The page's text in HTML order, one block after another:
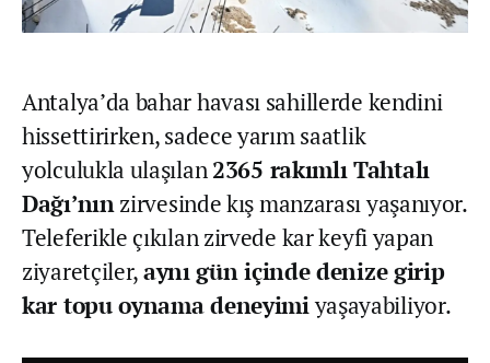
Antalya’da bahar havası sahillerde kendini
hissettirirken, sadece yarım saatlik
yolculukla ulaşılan2365 rakımlı Tahtalı
Dağı’nınzirvesinde kış manzarası yaşanıyor.
Teleferikle çıkılan zirvede kar keyfi yapan
ziyaretçiler,aynı gün içinde denize girip
kar topu oynama deneyimiyaşayabiliyor.